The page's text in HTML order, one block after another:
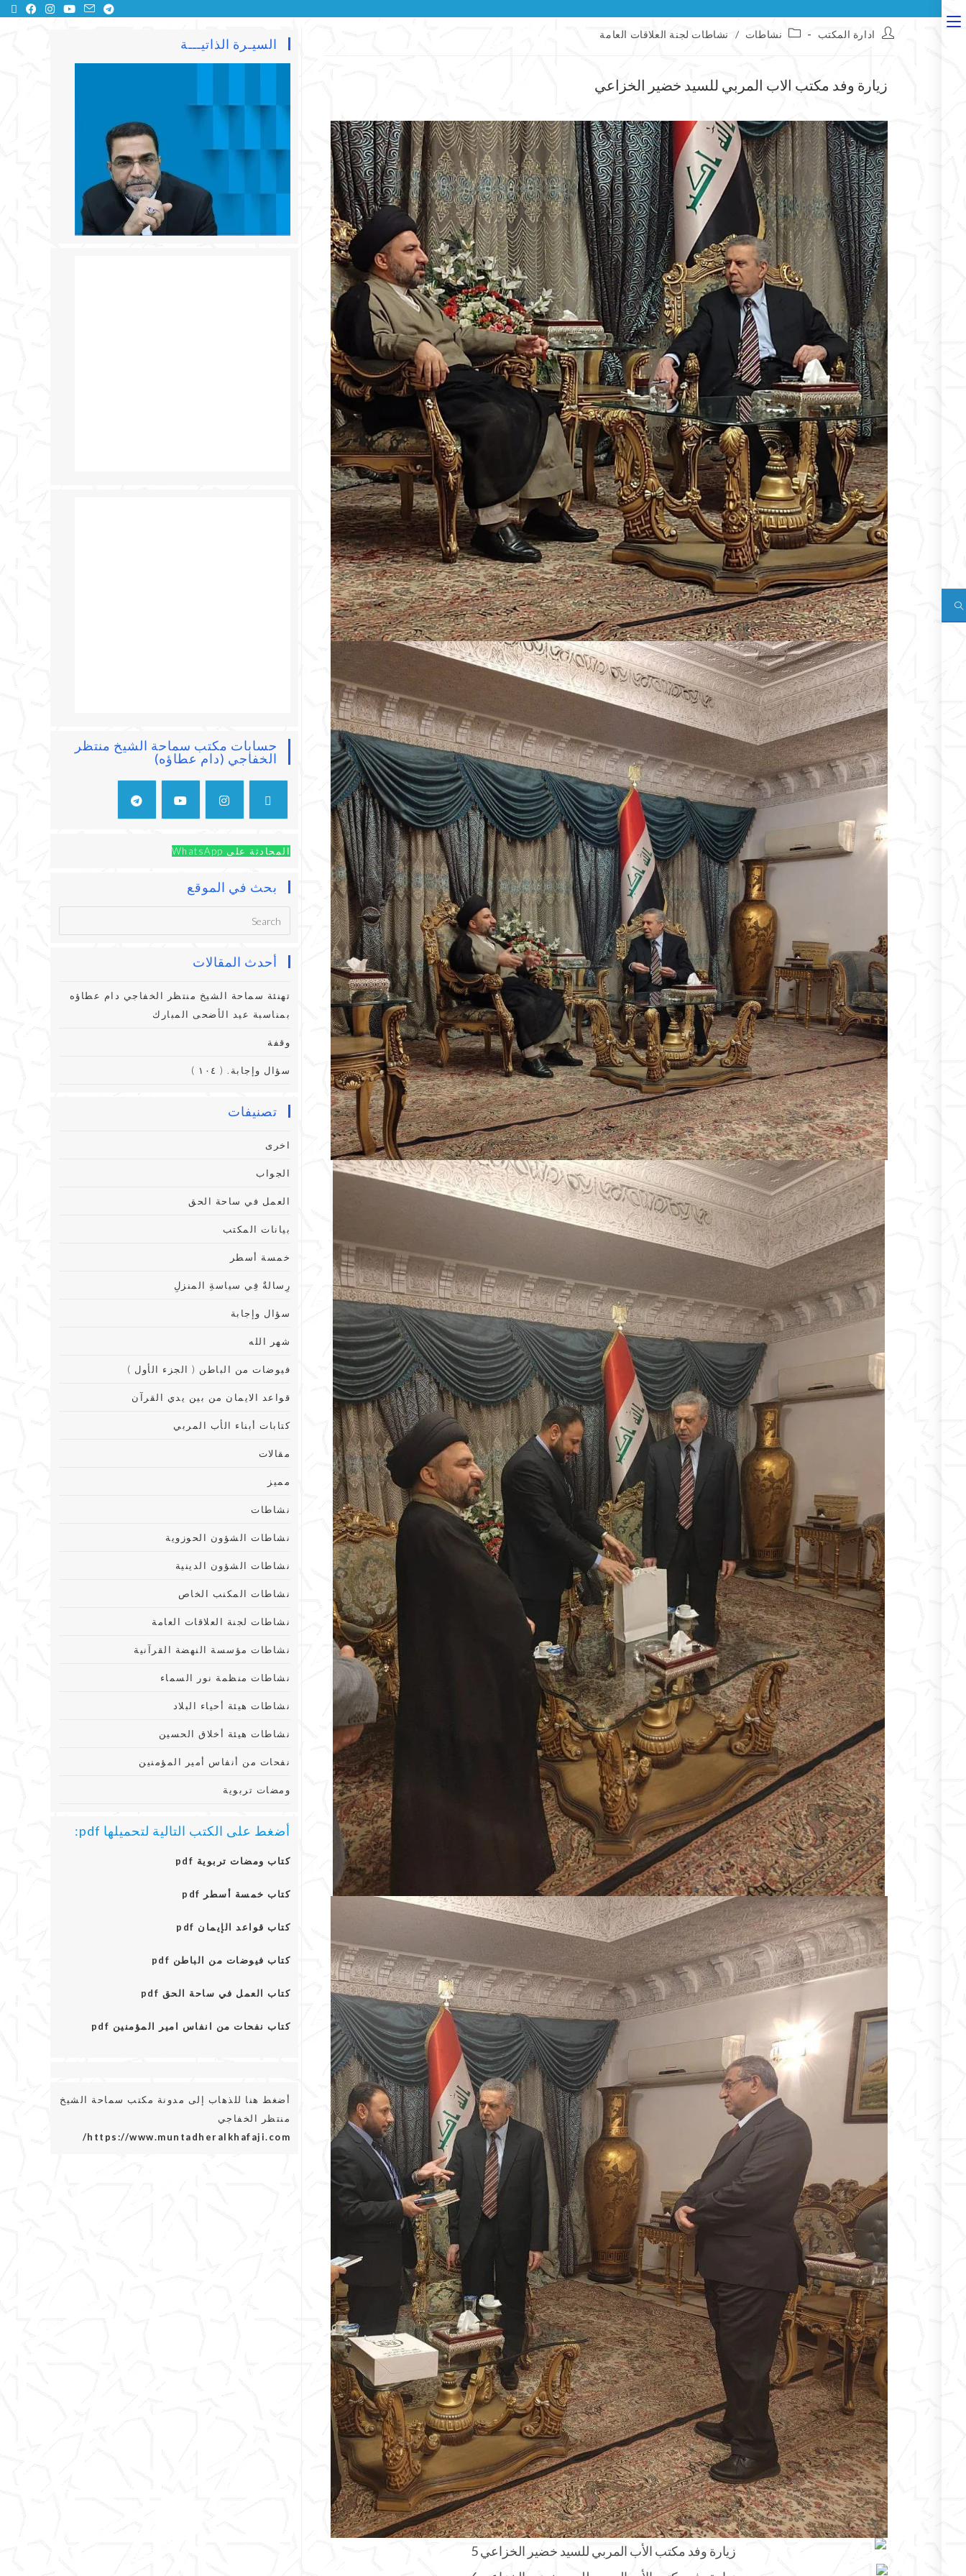
ادارة المكتب نشاطات / نشاطات لجنة العلاقات العامة
زيارة وفد مكتب الاب المربي للسيد خضير الخزاعي
السيـرة الذاتيـــة
حسابات مكتب سماحة الشيخ منتظر
الخفاجي (دام عطاؤه)
المحادثة على WhatsApp
بحث في الموقع
أحدث المقالات
تهنئة سماحة الشيخ منتظر الخفاجي دام عطاؤه
بمناسبة عيد الأضحى المبارك
وقفة
سؤال وإجابة. ( ١٠٤ )
تصنيفات
اخرى
الجواب
العمل في ساحة الحق
بيانات المكتب
خمسة أسطر
رِسالةٌ فِي سياسةِ المنزلِ
سؤال وإجابة
شهر الله
فيوضات من الباطن ( الجزء الأول )
قواعد الايمان من بين يدي القرآن
كتابات أبناء الأب المربي
مقالات
مميز
نشاطات
نشاطات الشؤون الحوزوية
نشاطات الشؤون الدينية
نشاطات المكنب الخاص
نشاطات لجنة العلاقات العامة
نشاطات مؤسسة النهضة القرآنية
نشاطات منظمة نور السماء
نشاطات هيئة أحياء البلاد
نشاطات هيئة أخلاق الحسين
نفحات من أنفاس أمير المؤمنين
ومضات تربوية
أضغط على الكتب التالية لتحميلها pdf:
كتاب ومضات تربوية pdf
كتاب خمسة أسطر pdf
كتاب قواعد الإيمان pdf
كتاب فيوضات من الباطن pdf
كتاب العمل في ساحة الحق pdf
كتاب نفحات من انفاس امير المؤمنين pdf
أضغط هنا للذهاب إلى مدونة مكتب سماحة الشيخ
منتظر الخفاجي
https://www.muntadheralkhafaji.com/